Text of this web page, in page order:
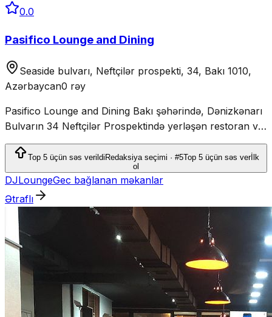
0.0
Pasifico Lounge and Dining
Seaside bulvarı, Neftçilər prospekti, 34, Bakı 1010,
Azərbaycan0 rəy
Pasifico Lounge and Dining Bakı şəhərində, Dənizkənarı
Bulvarın 34 Neftçilər Prospektində yerləşən restoran və
lounge, yemək və gecə həyatı təcrübələri təqdim edir.
Top 5 üçün səs verildiRedaksiya seçimi · #5Top 5 üçün səs verİlk
ol
DJLoungeGec bağlanan məkanlar
Ətraflı